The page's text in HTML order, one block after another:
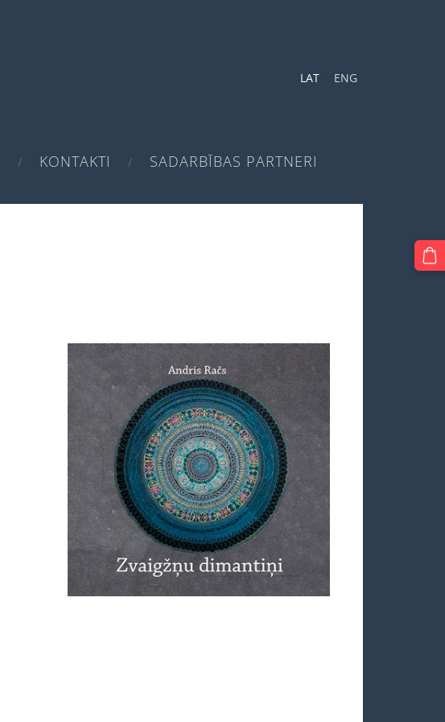
KONTAKTI SADARBĪBAS PARTNERI
LAT ENG